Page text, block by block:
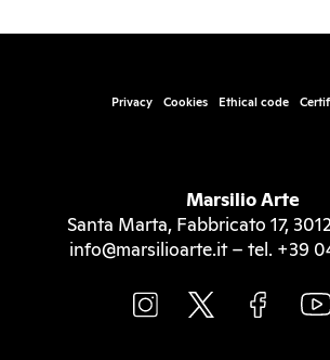
Privacy Cookies Ethical code
Marsilio Arte
Santa Marta, Fabbricato 17,
info@marsilioarte.it – tel. +39